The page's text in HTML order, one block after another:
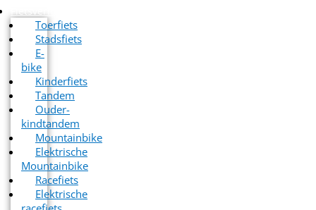
Fietsverhuur
Toerfiets
Stadsfiets
E-
bike
Kinderfiets
Tandem
Ouder-
kindtandem
Mountainbike
Elektrische
Mountainbike
Racefiets
Elektrische